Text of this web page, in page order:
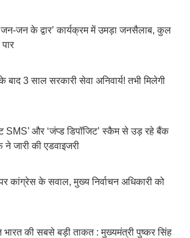
जन के द्वार’ कार्यक्रम में उमड़ा जनसैलाब, कुल
3 साल सरकारी सेवा अनिवार्य! तभी मिलेगी
SMS’ और ‘जंप्ड डिपॉजिट’ स्कैम से उड़ रहे बैंक
जारी की एडवाइजरी
कांग्रेस के सवाल, मुख्य निर्वाचन अधिकारी को
भारत की सबसे बड़ी ताकत : मुख्यमंत्री पुष्कर सिंह